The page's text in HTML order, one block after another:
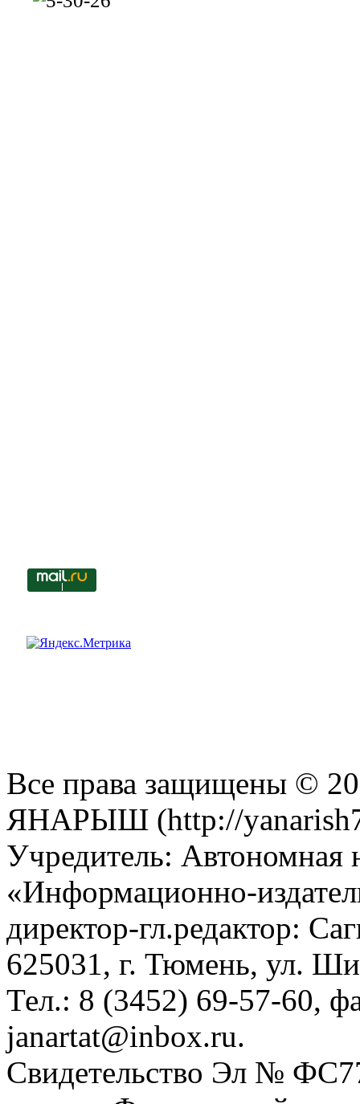
Все права защищены ©
ЯНАРЫШ (http://
Учредитель: Автономная
«Информационно-
директор-гл.редактор:
625031, г. Тюмень, ул.
Тел.: 8 (3452) 69-57-60,
janartat@inbox.ru.
Свидетельство Эл №